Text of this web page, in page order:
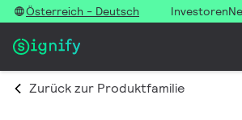
Österreich - Deutsch Investoren
Zurück zur Produktfamilie